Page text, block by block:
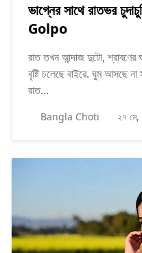
ভাগ্নের সাথে রাতভর
Golpo
রাত তখন আন্দাজ দুটো, শ্রাবণের
বৃষ্টি চলেছে বাইরে. ঘুম আসছে
রাত...
Bangla Choti ২৭